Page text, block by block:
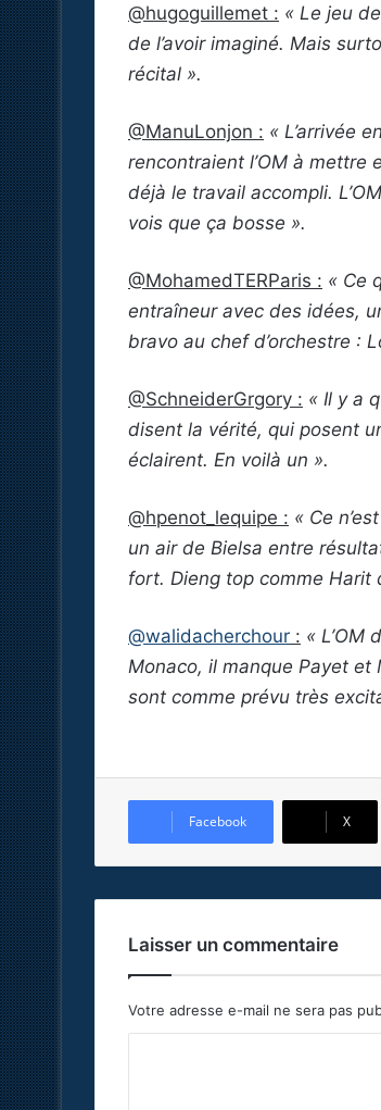
@hugoguillemet : « Le jeu
de l’avoir imaginé. Mais
récital ».
@ManuLonjon : « L’arrivée
rencontraient l’OM à mettre
déjà le travail accompli.
vois que ça bosse ».
@MohamedTERParis : « Ce
entraîneur avec des idées,
bravo au chef d’orchestre :
@SchneiderGrgory : « Il y a
disent la vérité, qui posent
éclairent. En voilà un ».
@hpenot_lequipe : « Ce
un air de Bielsa entre
fort. Dieng top comme
@walidacherchour : « L’OM
Monaco, il manque Payet
sont comme prévu très
Facebook X
Laisser un commentaire
Votre adresse e-mail ne sera pas